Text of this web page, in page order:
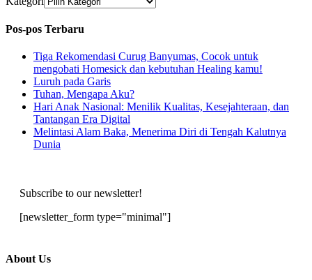
Pos-pos Terbaru
Tiga Rekomendasi Curug Banyumas, Cocok untuk
mengobati Homesick dan kebutuhan Healing kamu!
Luruh pada Garis
Tuhan, Mengapa Aku?
Hari Anak Nasional: Menilik Kualitas, Kesejahteraan, dan
Tantangan Era Digital
Melintasi Alam Baka, Menerima Diri di Tengah Kalutnya
Dunia
Subscribe to our newsletter!
[newsletter_form type="minimal"]
About Us